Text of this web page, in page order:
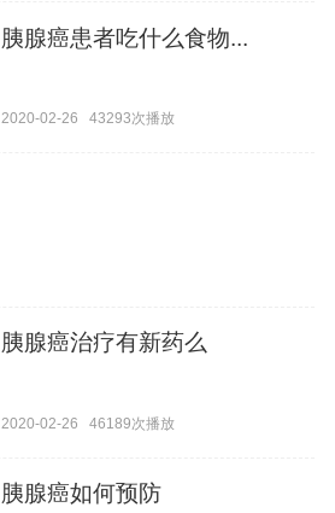
胰腺癌患者吃什么食物...
2020-02-26 43293次播放
胰腺癌治疗有新药么
2020-02-26 46189次播放
胰腺癌如何预防